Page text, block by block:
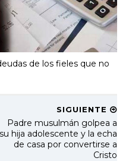
de los fieles que no
SIGUIENTE
Padre musulmán golpea a
su hija adolescente y la echa
de casa por convertirse a
Cristo